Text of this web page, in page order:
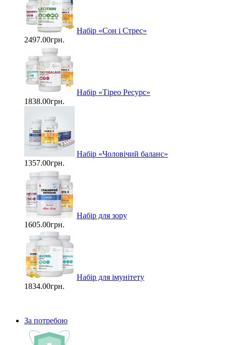
Набір «Сон і Стрес»
2497.00грн.
Набір «Тірео Ресурс»
1838.00грн.
Набір «Чоловічий баланс»
1357.00грн.
Набір для зору
1605.00грн.
Набір для імунітету
1834.00грн.
За потребою